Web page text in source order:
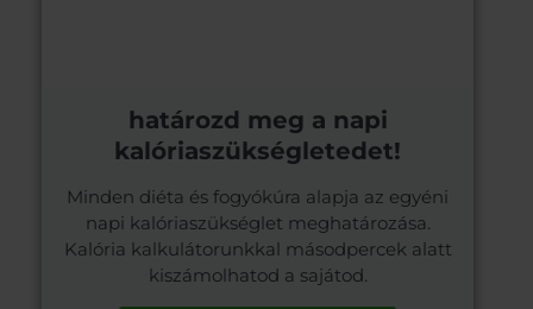
határozd meg a napi
kalóriaszükségletedet!
Minden diéta és fogyókúra alapja az egyéni
napi kalóriaszükséglet meghatározása.
Kalória kalkulátorunkkal másodpercek alatt
kiszámolhatod a sajátod.